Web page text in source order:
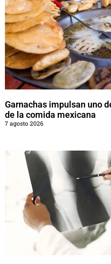
Garnachas impulsan uno
de la comida mexicana
7 agosto 2026